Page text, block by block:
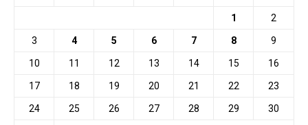
1 2
3 4 5 6 7 8 9
10 11 12 13 14 15 16
17 18 19 20 21 22 23
24 25 26 27 28 29 30